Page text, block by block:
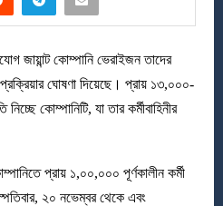
জায়ান্ট কোম্পানি ভেরাইজন তাদের
ঘোষণা দিয়েছে। প্রায় ১৩,০০০-
কোম্পানিটি, যা তার কর্মীবাহিনীর
প্রায় ১,০০,০০০ পূর্ণকালীন কর্মী
২০ নভেম্বর থেকে এবং